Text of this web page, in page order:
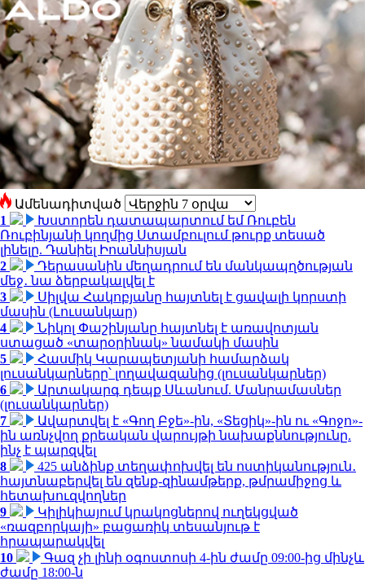
Ամենադիտված
1
Խստորեն դատապարտում եմ Ռուբեն
Ռուբինյանի կողմից Ստամբուլում թուրք տեսած
լինելը. Դանիել Իոաննիսյան
2
Դերասանին մեղադրում են մանկապղծության
մեջ․ նա ձերբակալվել է
3
Սիլվա Հակոբյանը հայտնել է ցավալի կորստի
մասին (Լուսանկար)
4
Նիկոլ Փաշինյանը հայտնել է առավոտյան
ստացած «տարօրինակ» նամակի մասին
5
Հասմիկ Կարապետյանի համարձակ
լուսանկարները՝ լողավազանից (լուսանկարներ)
6
Արտակարգ դեպք Սևանում. Մանրամասներ
(լուսանկարներ)
7
Ավարտվել է «Գող Բջե»-ին, «Տեցիկ»-ին ու «Գոջո»-
ին առնչվող քրեական վարույթի նախաքննությունը.
ինչ է պարզվել
8
425 անձինք տեղափոխվել են ոստիկանություն․
հայտնաբերվել են զենք-զինամթերք, թմրամիջոց և
հետախուզվողներ
9
Կիլիկիայում կրակոցներով ուղեկցված
«ռազբորկայի» բացառիկ տեսանյութ է
հրապարակվել
10
Գազ չի լինի օգոստոսի 4-ին ժամը 09:00-ից մինչև
ժամը 18:00-ն